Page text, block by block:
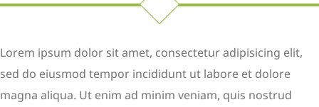
Lorem ipsum dolor sit amet, consectetur adipisicing elit,
sed do eiusmod tempor incididunt ut labore et dolore
magna aliqua. Ut enim ad minim veniam, quis nostrud